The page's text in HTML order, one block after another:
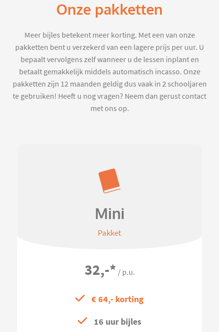
Onze pakketten
Meer bijles betekent meer korting. Met een van onze
pakketten bent u verzekerd van een lagere prijs per uur. U
bepaalt vervolgens zelf wanneer u de lessen inplant en
betaalt gemakkelijk middels automatisch incasso. Onze
pakketten zijn 12 maanden geldig dus vaak in 2 schooljaren
te gebruiken! Heeft u nog vragen? Neem dan gerust contact
met ons op.
Mini
Pakket
32,-* / p.u.
€ 64,- korting
16 uur bijles